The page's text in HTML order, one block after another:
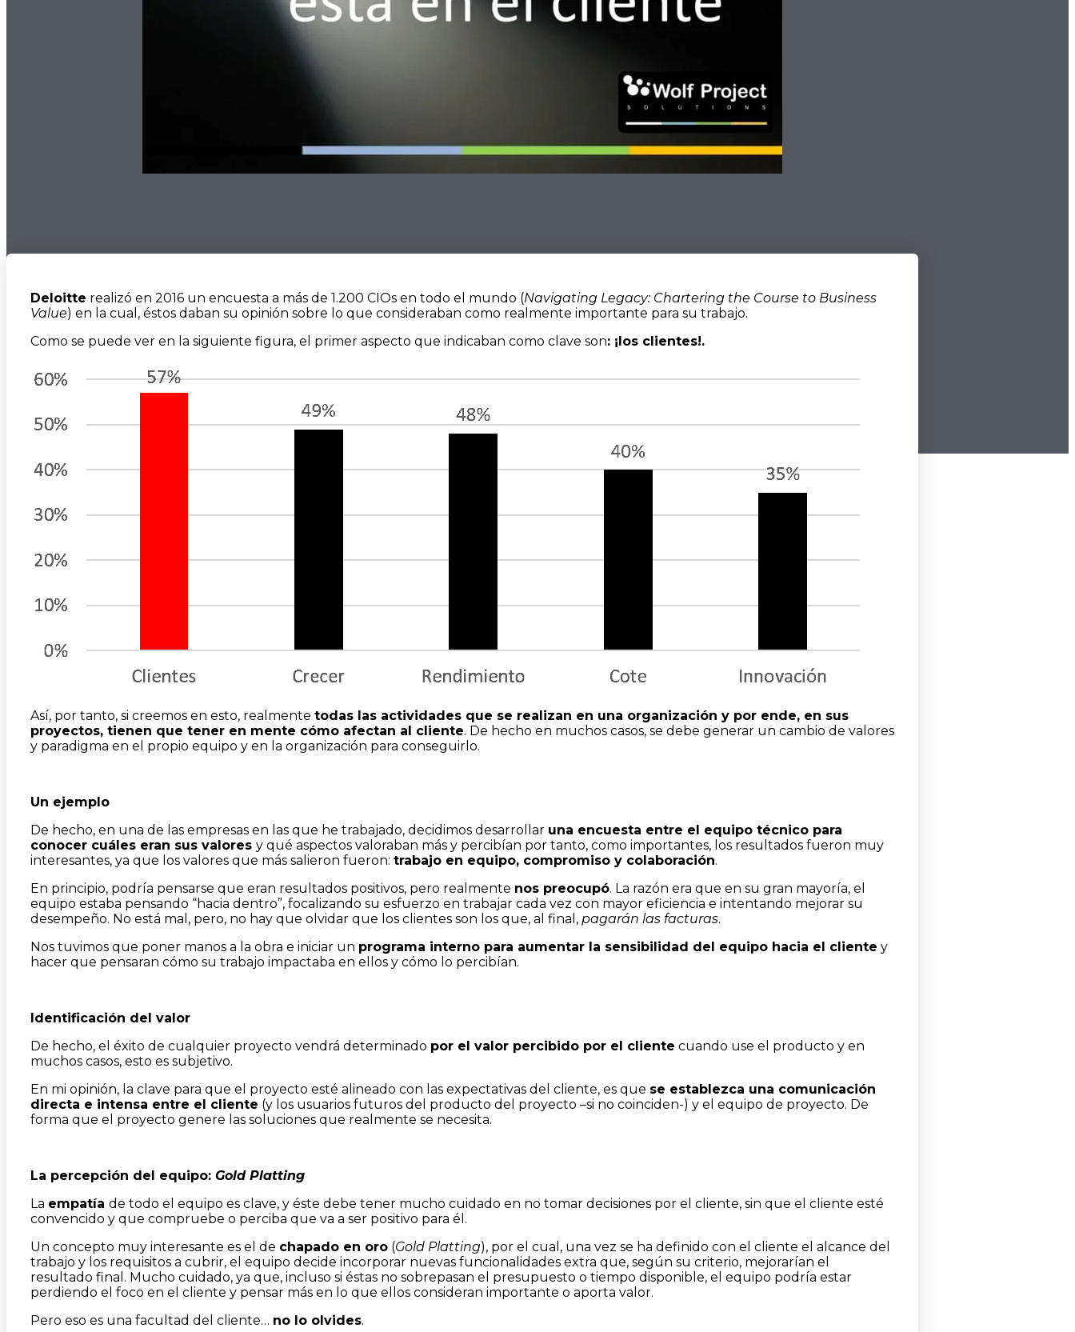
Deloitte realizó en 2016 un encuesta a más de 1.200 CIOs en todo el mundo (Navigating Legacy: Chartering the Course to Business
Value) en la cual, éstos daban su opinión sobre lo que consideraban como realmente importante para su trabajo.
Como se puede ver en la siguiente figura, el primer aspecto que indicaban como clave son: ¡los clientes!.
Así, por tanto, si creemos en esto, realmente todas las actividades que se realizan en una organización y por ende, en sus
proyectos, tienen que tener en mente cómo afectan al cliente. De hecho en muchos casos, se debe generar un cambio de valores
y paradigma en el propio equipo y en la organización para conseguirlo.
Un ejemplo
De hecho, en una de las empresas en las que he trabajado, decidimos desarrollar una encuesta entre el equipo técnico para
conocer cuáles eran sus valores y qué aspectos valoraban más y percibían por tanto, como importantes, los resultados fueron muy
interesantes, ya que los valores que más salieron fueron: trabajo en equipo, compromiso y colaboración.
En principio, podría pensarse que eran resultados positivos, pero realmente nos preocupó. La razón era que en su gran mayoría, el
equipo estaba pensando “hacia dentro”, focalizando su esfuerzo en trabajar cada vez con mayor eficiencia e intentando mejorar su
desempeño. No está mal, pero, no hay que olvidar que los clientes son los que, al final, pagarán las facturas.
Nos tuvimos que poner manos a la obra e iniciar un programa interno para aumentar la sensibilidad del equipo hacia el cliente y
hacer que pensaran cómo su trabajo impactaba en ellos y cómo lo percibían.
Identificación del valor
De hecho, el éxito de cualquier proyecto vendrá determinado por el valor percibido por el cliente cuando use el producto y en
muchos casos, esto es subjetivo.
En mi opinión, la clave para que el proyecto esté alineado con las expectativas del cliente, es que se establezca una comunicación
directa e intensa entre el cliente (y los usuarios futuros del producto del proyecto –si no coinciden-) y el equipo de proyecto. De
forma que el proyecto genere las soluciones que realmente se necesita.
La percepción del equipo: Gold Platting
La empatía de todo el equipo es clave, y éste debe tener mucho cuidado en no tomar decisiones por el cliente, sin que el cliente esté
convencido y que compruebe o perciba que va a ser positivo para él.
Un concepto muy interesante es el de chapado en oro (Gold Platting), por el cual, una vez se ha definido con el cliente el alcance del
trabajo y los requisitos a cubrir, el equipo decide incorporar nuevas funcionalidades extra que, según su criterio, mejorarían el
resultado final. Mucho cuidado, ya que, incluso si éstas no sobrepasan el presupuesto o tiempo disponible, el equipo podría estar
perdiendo el foco en el cliente y pensar más en lo que ellos consideran importante o aporta valor.
Pero eso es una facultad del cliente… no lo olvides.